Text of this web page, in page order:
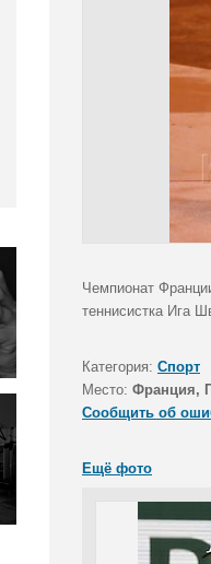
Чемпионат
теннисистка Ига
Категория: Спорт
Место: Франция,
Сообщить об
Ещё фото